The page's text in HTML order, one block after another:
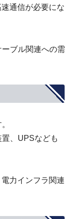
通信が必要にな
ブル関連への需
、UPSなども
力インフラ関連